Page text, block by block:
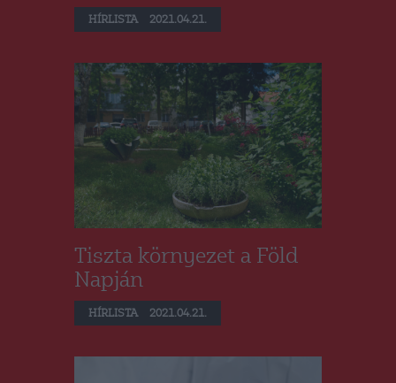
HÍRLISTA 2021.04.21.
Tiszta környezet a Föld
Napján
HÍRLISTA 2021.04.21.